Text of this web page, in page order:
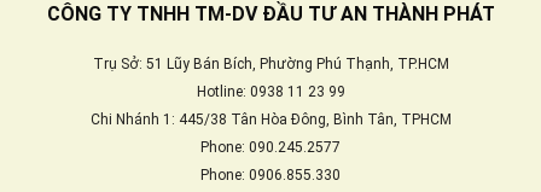
CÔNG TY TNHH TM-DV ĐẦU TƯ AN THÀNH PHÁT
Trụ Sở: 51 Lũy Bán Bích, Phường Phú Thạnh, TP.HCM
Hotline: 0938 11 23 99
Chi Nhánh 1: 445/38 Tân Hòa Đông, Bình Tân, TPHCM
Phone: 090.245.2577
Phone: 0906.855.330